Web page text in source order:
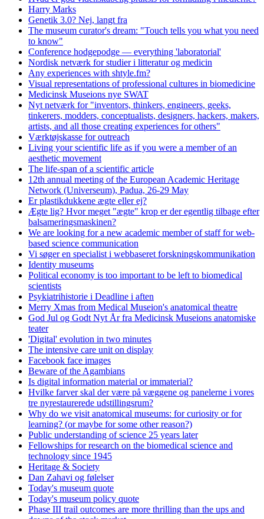
Harry Marks
Genetik 3.0? Nej, langt fra
The museum curator's dream: "Touch tells you what you need
to know"
Conference hodgepodge — everything 'laboratorial'
Nordisk netværk for studier i litteratur og medicin
Any experiences with shtyle.fm?
Visual representations of professional cultures in biomedicine
Medicinsk Museions nye SWAT
Nyt netværk for "inventors, thinkers, engineers, geeks,
tinkerers, modders, conceptualists, designers, hackers, makers,
artists, and all those creating experiences for others"
Værktøjskasse for outreach
Living your scientific life as if you were a member of an
aesthetic movement
The life-span of a scientific article
12th annual meeting of the European Academic Heritage
Network (Universeum), Padua, 26-29 May
Er plastikdukkene ægte eller ej?
Ægte lig? Hvor meget "ægte" krop er der egentlig tilbage efter
balsameringsmaskinen?
We are looking for a new academic member of staff for web-
based science communication
Vi søger en specialist i webbaseret forskningskommunikation
Identity museums
Political economy is too important to be left to biomedical
scientists
Psykiatrihistorie i Deadline i aften
Merry Xmas from Medical Museion's anatomical theatre
God Jul og Godt Nyt År fra Medicinsk Museions anatomiske
teater
'Digital' evolution in two minutes
The intensive care unit on display
Facebook face images
Beware of the Agambians
Is digital information material or immaterial?
Hvilke farver skal der være på væggene og panelerne i vores
tre nyrestaurerede udstillingsrum?
Why do we visit anatomical museums: for curiosity or for
learning? (or maybe for some other reason?)
Public understanding of science 25 years later
Fellowships for research on the biomedical science and
technology since 1945
Heritage & Society
Dan Zahavi og følelser
Today's museum quote
Today's museum policy quote
Phase III trail outcomes are more thrilling than the ups and